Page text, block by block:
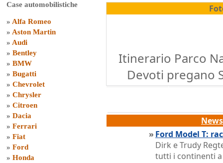
Case automobilistiche
» Alfa Romeo
» Aston Martin
» Audi
» Bentley
» BMW
» Bugatti
» Chevrolet
» Chrysler
» Citroen
» Dacia
» Ferrari
» Fiat
» Ford
» Honda
Itinerario Parco
Devoti pregano
» Ford Model T:
Dirk e Trudy
tutti i continenti